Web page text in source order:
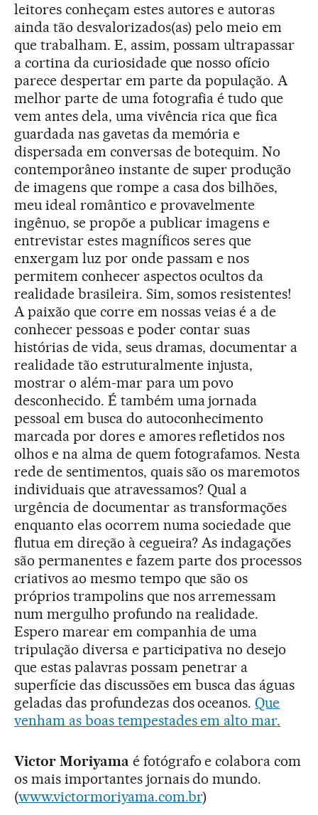
leitores conheçam estes autores e autoras
ainda tão desvalorizados(as) pelo meio em
que trabalham. E, assim, possam ultrapassar
a cortina da curiosidade que nosso ofício
parece despertar em parte da população. A
melhor parte de uma fotografia é tudo que
vem antes dela, uma vivência rica que fica
guardada nas gavetas da memória e
dispersada em conversas de botequim. No
contemporâneo instante de super produção
de imagens que rompe a casa dos bilhões,
meu ideal romântico e provavelmente
ingênuo, se propõe a publicar imagens e
entrevistar estes magníficos seres que
enxergam luz por onde passam e nos
permitem conhecer aspectos ocultos da
realidade brasileira. Sim, somos resistentes!
A paixão que corre em nossas veias é a de
conhecer pessoas e poder contar suas
histórias de vida, seus dramas, documentar a
realidade tão estruturalmente injusta,
mostrar o além-mar para um povo
desconhecido. É também uma jornada
pessoal em busca do autoconhecimento
marcada por dores e amores refletidos nos
olhos e na alma de quem fotografamos. Nesta
rede de sentimentos, quais são os maremotos
individuais que atravessamos? Qual a
urgência de documentar as transformações
enquanto elas ocorrem numa sociedade que
flutua em direção à cegueira? As indagações
são permanentes e fazem parte dos processos
criativos ao mesmo tempo que são os
próprios trampolins que nos arremessam
num mergulho profundo na realidade.
Espero marear em companhia de uma
tripulação diversa e participativa no desejo
que estas palavras possam penetrar a
superfície das discussões em busca das águas
geladas das profundezas dos oceanos.Que
venham as boas tempestades em alto mar.
Victor Moriyama é fotógrafo e colabora com
os mais importantes jornais do mundo.
(www.victormoriyama.com.br)